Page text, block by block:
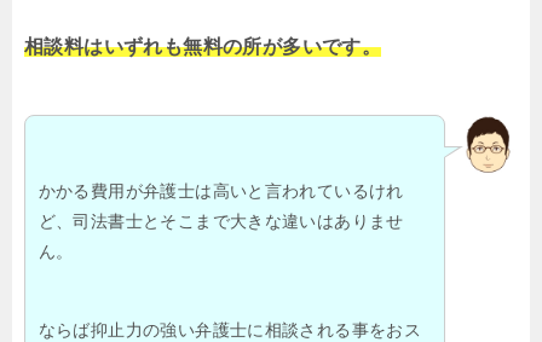
相談料はいずれも無料の所が多いです。
かかる費用が弁護士は高いと言われているけれ
ど、司法書士とそこまで大きな違いはありませ
ん。
ならば抑止力の強い弁護士に相談される事をおス